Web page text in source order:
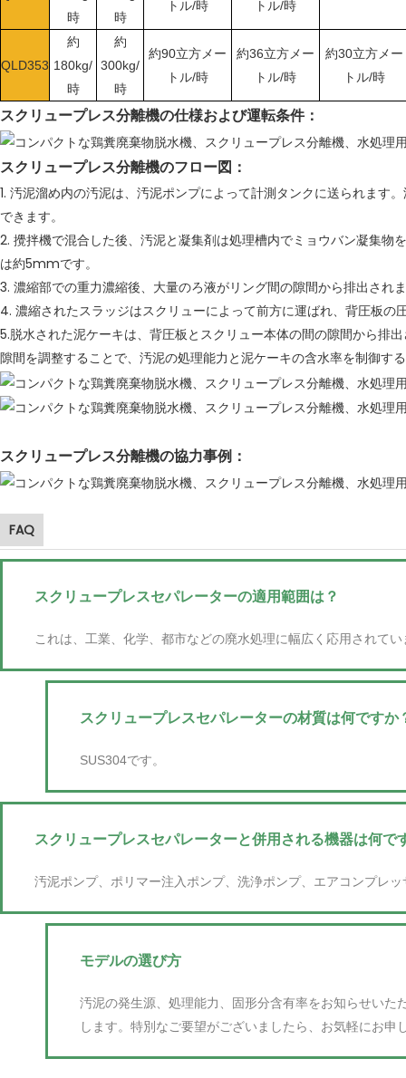
時
時
トル/時 トル/時
QLD353
約
180kg/
時
約
300kg/
時
約90立方メー
トル/時
約36立方メー
トル/時
約30立方メー
トル/時
スクリュープレス分離機の仕様および運転条件：
スクリュープレス分離機のフロー図：
1. 汚泥溜め内の汚泥は、汚泥ポンプによって計測タンクに送られます
できます。
2. 攪拌機で混合した後、汚泥と凝集剤は処理槽内でミョウバン凝集物
は約5mmです。
3. 濃縮部での重力濃縮後、大量のろ液がリング間の隙間から排出され
4. 濃縮されたスラッジはスクリューによって前方に運ばれ、背圧板の
5.脱水された泥ケーキは、背圧板とスクリュー本体の間の隙間から排
隙間を調整することで、汚泥の処理能力と泥ケーキの含水率を制御す
スクリュープレス分離機の協力事例：
FAQ
スクリュープレスセパレーターの適用範囲は？
これは、工業、化学、都市などの廃水処理に幅広く応用されてい
スクリュープレスセパレーターの材質は何ですか
SUS304です。
スクリュープレスセパレーターと併用される機器は何で
汚泥ポンプ、ポリマー注入ポンプ、洗浄ポンプ、エアコンプレッ
モデルの選び方
汚泥の発生源、処理能力、固形分含有率をお知らせいた
します。特別なご要望がございましたら、お気軽にお申